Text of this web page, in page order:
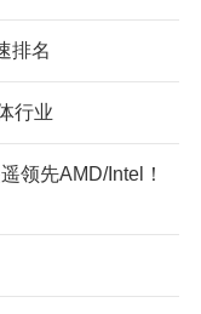
排名
行业
领先AMD/Intel！